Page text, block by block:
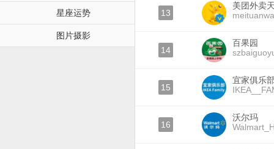
星座运势
图片摄影
13
美团外卖
14
百果园
15
宜家俱乐
16
沃尔玛